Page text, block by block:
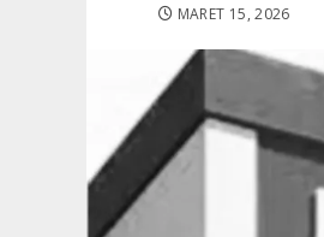
MARET 15, 2026